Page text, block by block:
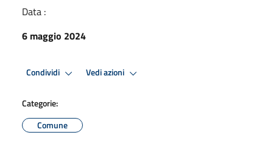
Data :
6 maggio 2024
Condividi Vedi azioni
Categorie:
Comune